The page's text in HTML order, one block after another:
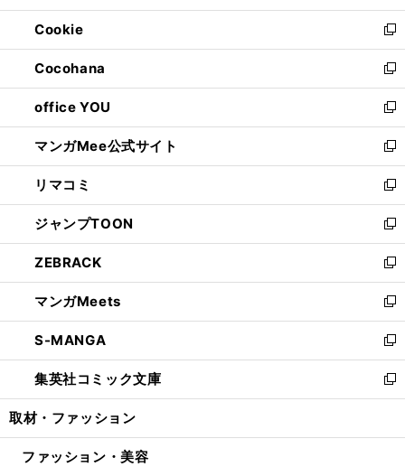
開
く
ウ
で
開
く
ン
ド
ウ
で
開
く
ウ
ィ
ン
ド
ウ
で
開
く
Cookie
新
し
い
ウ
ィ
ン
ド
ウ
で
開
く
Cocohana
新
し
い
ウ
ィ
ン
ド
ウ
で
開
く
office YOU
新
し
い
ウ
ィ
ン
ド
ウ
で
開
く
マンガMee公式サイト
新
し
い
ウ
ィ
ン
ド
ウ
で
開
く
リマコミ
新
し
い
ウ
ィ
ン
ド
ウ
で
開
く
ジャンプTOON
新
し
い
ウ
ィ
ン
ド
ウ
で
開
ZEBRACK
新
し
い
ウ
ィ
ン
ド
ウ
開
マンガMeets
新
し
い
ウ
ィ
ン
ウ
S-MANGA
新
し
い
ウ
ン
集英社コミック文庫
新
し
ウ
取材・ファッション
ファッション・美容